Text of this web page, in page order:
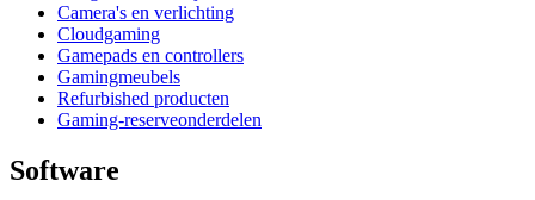
Camera's en verlichting
Cloudgaming
Gamepads en controllers
Gamingmeubels
Refurbished producten
Gaming-reserveonderdelen
Software